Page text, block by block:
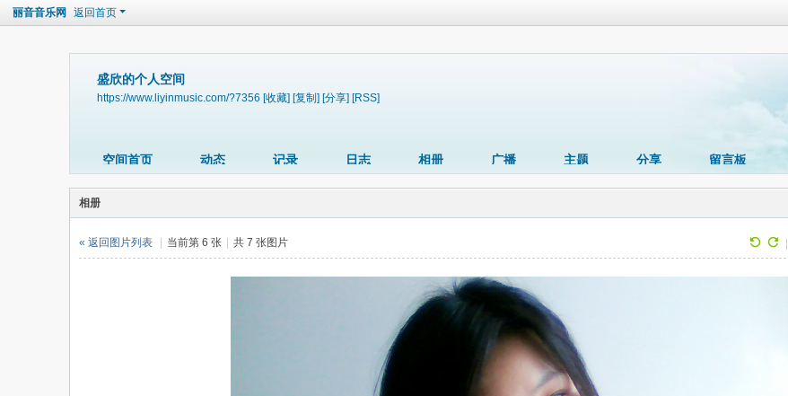
丽音音乐网 返回首页
盛欣的个人空间
https://www.liyinmusic.com/?7356 [收藏] [复制] [分享] [RSS]
空间首页 动态 记录 日志 相册 广播 主题 分享 留言板
相册
|
« 返回图片列表 当前第 6 张 共 7 张图片